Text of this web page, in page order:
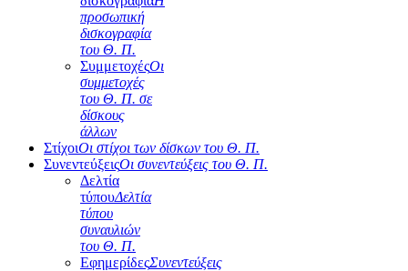
προσωπική
δισκογραφία
του Θ. Π.
ΣυμμετοχέςΟι
συμμετοχές
του Θ. Π. σε
δίσκους
άλλων
ΣτίχοιΟι στίχοι των δίσκων του Θ. Π.
ΣυνεντεύξειςΟι συνεντεύξεις του Θ. Π.
Δελτία
τύπουΔελτία
τύπου
συναυλιών
του Θ. Π.
ΕφημερίδεςΣυνεντεύξεις